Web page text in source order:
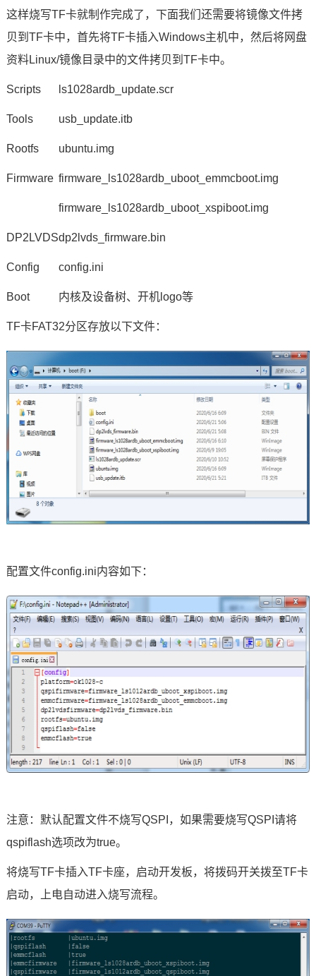
这样烧写TF卡就制作完成了，下面我们还需要将镜像文件拷
贝到TF卡中，首先将TF卡插入Windows主机中，然后将网盘
资料Linux/镜像目录中的文件拷贝到TF卡中。
Scripts ls1028ardb_update.scr
Tools usb_update.itb
Rootfs ubuntu.img
Firmware firmware_ls1028ardb_uboot_emmcboot.img
firmware_ls1028ardb_uboot_xspiboot.img
DP2LVDSdp2lvds_firmware.bin
Config config.ini
Boot 内核及设备树、开机logo等
TF卡FAT32分区存放以下文件：
配置文件config.ini内容如下：
注意：默认配置文件不烧写QSPI，如果需要烧写QSPI请将
qspiflash选项改为true。
将烧写TF卡插入TF卡座，启动开发板，将拨码开关拨至TF卡
启动，上电自动进入烧写流程。